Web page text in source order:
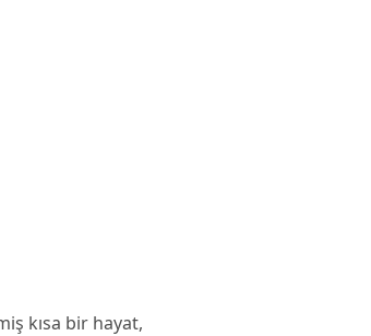
kısa bir hayat,